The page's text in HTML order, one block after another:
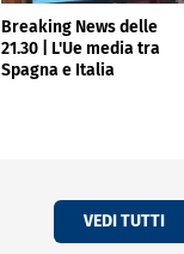
Breaking News delle
21.30 | L'Ue media tra
Spagna e Italia
VEDI TUTTI